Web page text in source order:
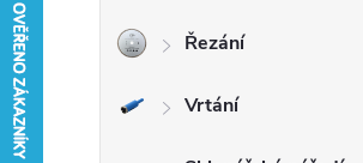
a
Řezání
Vrtání